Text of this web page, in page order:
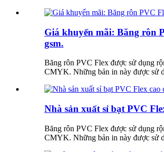
Giá khuyến mãi: Băng rôn
gsm.
Băng rôn PVC Flex được sử dụng
CMYK. Những bản in này được sử
Nhà sản xuất sỉ bạt PVC
Băng rôn PVC Flex được sử dụng
CMYK. Những bản in này được sử